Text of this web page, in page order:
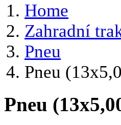
Home
Zahradní
Pneu
Pneu
Pneu